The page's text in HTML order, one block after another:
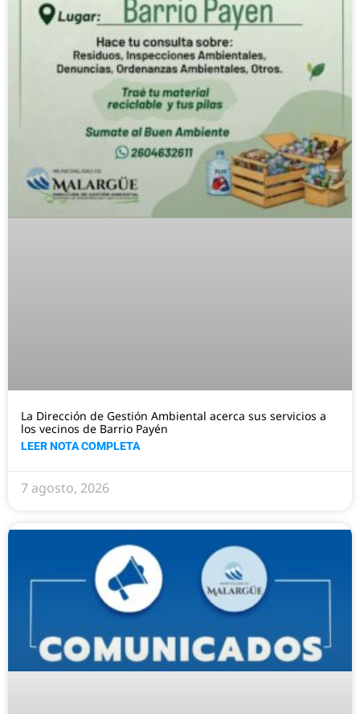
La Dirección de Gestión Ambiental acerca sus servicios a
los vecinos de Barrio Payén
LEER NOTA COMPLETA
7 agosto, 2026